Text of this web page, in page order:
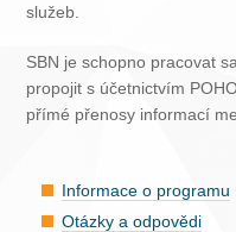
služeb.
SBN je schopno pracovat
propojit s účetnictvím
přímé přenosy informací
Informace o programu
Otázky a odpovědi